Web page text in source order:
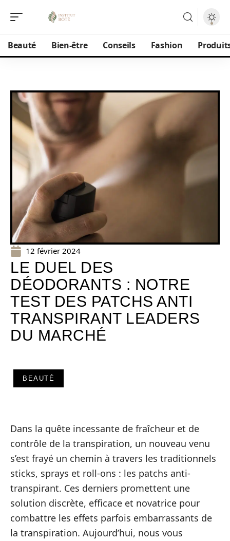
Beauté Bien-être Conseils Fashion
12 février 2024
LE DUEL DES
DÉODORANTS : NOTRE
TEST DES PATCHS ANTI
TRANSPIRANT LEADERS
DU MARCHÉ
BEAUTÉ
Dans la quête incessante de fraîcheur et de
contrôle de la transpiration, un nouveau venu
s’est frayé un chemin à travers les traditionnels
sticks, sprays et roll-ons : les patchs anti-
transpirant. Ces derniers promettent une
solution discrète, efficace et novatrice pour
combattre les effets parfois embarrassants de
la transpiration. Aujourd’hui, nous vous